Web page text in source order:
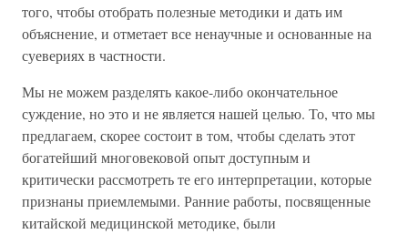
того, чтобы отобрать полезные методики и дать им
объяснение, и отметает все ненаучные и основанные на
суевериях в частности.
Мы не можем разделять какое-либо окончательное
суждение, но это и не является нашей целью. То, что мы
предлагаем, скорее состоит в том, чтобы сделать этот
богатейший многовековой опыт доступным и
критически рассмотреть те его интерпретации, которые
признаны приемлемыми. Ранние работы, посвященные
китайской медицинской методике, были